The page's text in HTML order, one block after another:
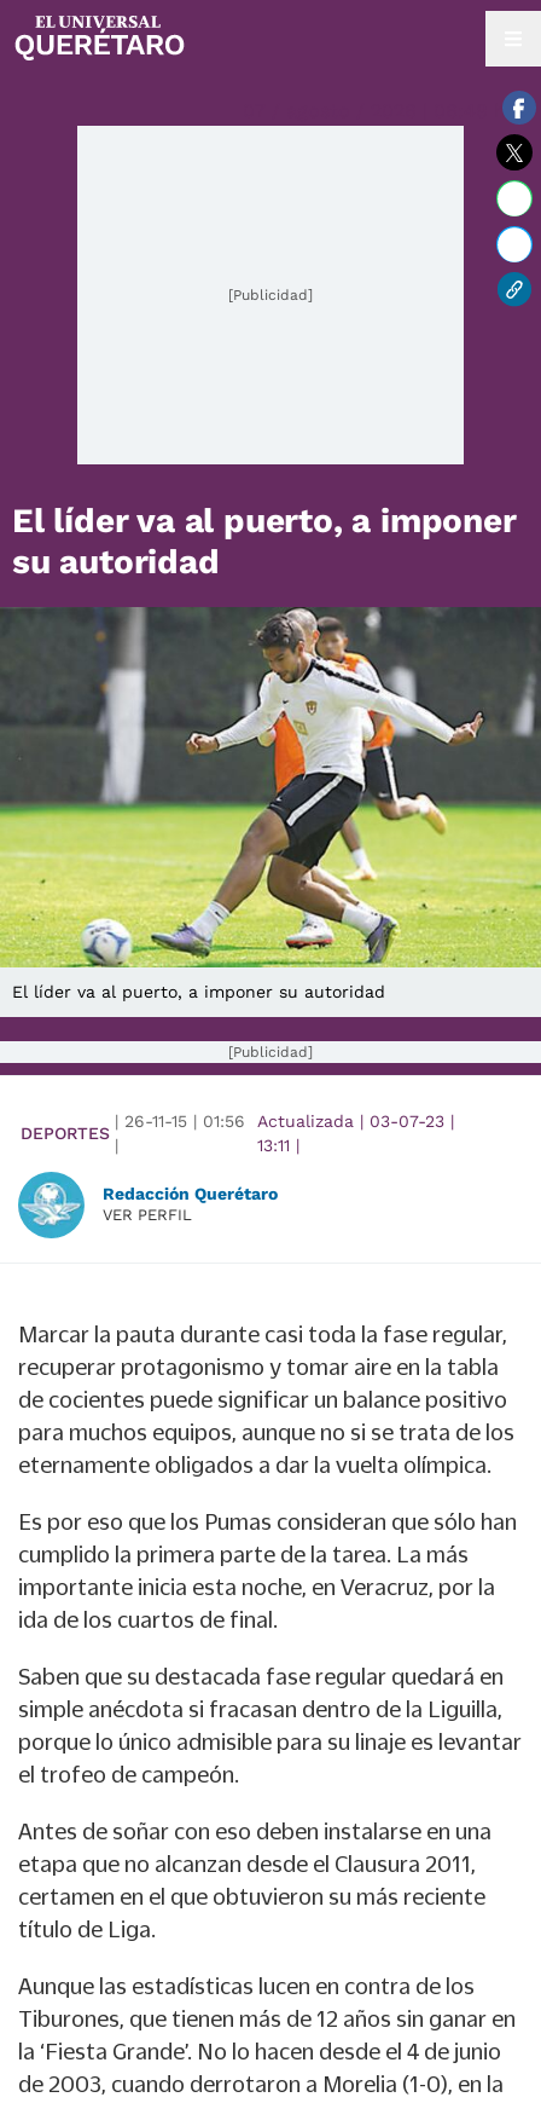
07 / agosto / 2026 | 06:48 hrs.
[Publicidad]
El líder va al puerto, a imponer
su autoridad
El líder va al puerto, a imponer su autoridad
[Publicidad]
DEPORTES
| 26-11-15 | 01:56
|
Actualizada | 03-07-23 |
13:11 |
Redacción Querétaro
VER PERFIL
Marcar la pauta durante casi toda la fase regular,
recuperar protagonismo y tomar aire en la tabla
de cocientes puede significar un balance positivo
para muchos equipos, aunque no si se trata de los
eternamente obligados a dar la vuelta olímpica.
Es por eso que los Pumas consideran que sólo han
cumplido la primera parte de la tarea. La más
importante inicia esta noche, en Veracruz, por la
ida de los cuartos de final.
Saben que su destacada fase regular quedará en
simple anécdota si fracasan dentro de la Liguilla,
porque lo único admisible para su linaje es levantar
el trofeo de campeón.
Antes de soñar con eso deben instalarse en una
etapa que no alcanzan desde el Clausura 2011,
certamen en el que obtuvieron su más reciente
título de Liga.
Aunque las estadísticas lucen en contra de los
Tiburones, que tienen más de 12 años sin ganar en
la ‘Fiesta Grande’. No lo hacen desde el 4 de junio
de 2003, cuando derrotaron a Morelia (1-0), en la